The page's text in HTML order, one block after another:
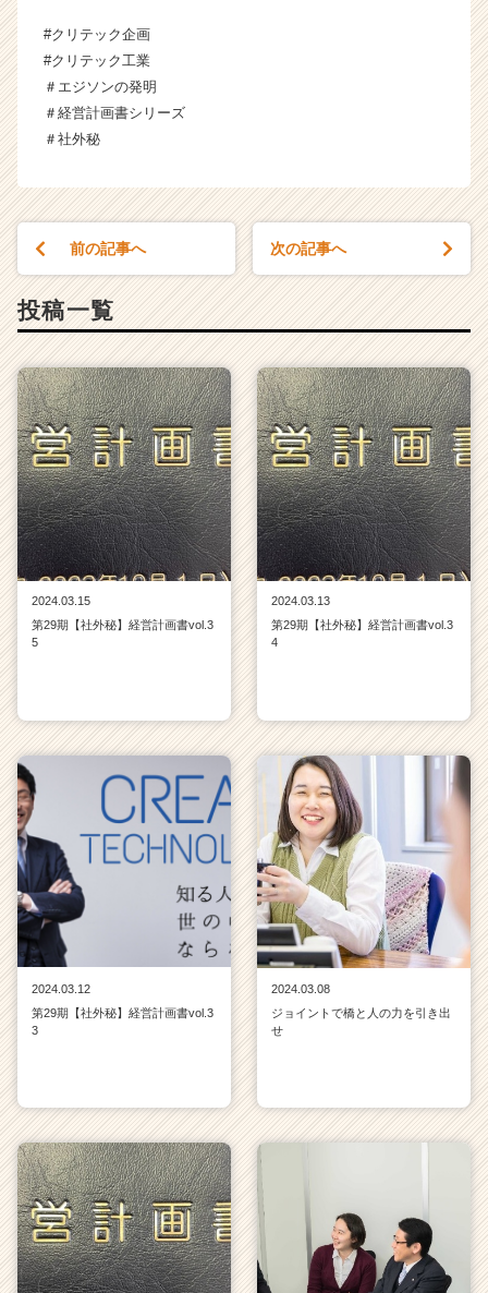
r）
#クリテック企画
#クリテック工業
＃エジソンの発明
＃経営計画書シリーズ
＃社外秘
前の記事へ 次の記事へ
投稿一覧
2024.03.15
第29期【社外秘】経営計画書vol.3
5
2024.03.13
第29期【社外秘】経営計画書vol.3
4
2024.03.12
第29期【社外秘】経営計画書vol.3
3
2024.03.08
ジョイントで橋と人の力を引き出
せ